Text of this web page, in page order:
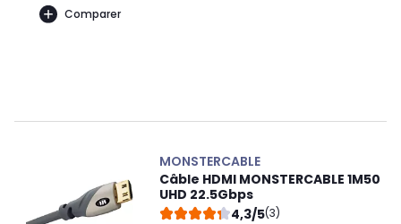
Comparer
MONSTERCABLE
Câble HDMI MONSTERCABLE 1M50
UHD 22.5Gbps
4,3/5(3)